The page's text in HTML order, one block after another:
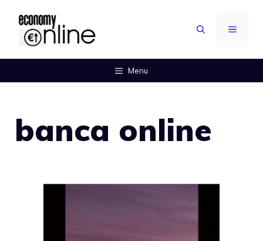
contenuto
MENU
Menu
banca online